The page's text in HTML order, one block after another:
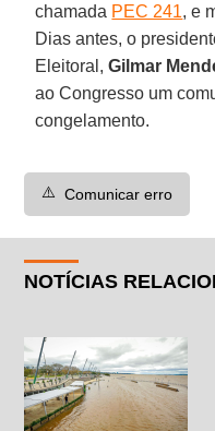
chamada PEC 241, e
Dias antes, o
Eleitoral,Gilmar
ao Congresso um
congelamento.
⚠️ Comunicar erro
NOTÍCIAS